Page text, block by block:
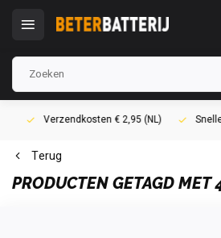
Verzendkosten € 2,95 (NL) Snelle
Terug
PRODUCTEN GETAGD